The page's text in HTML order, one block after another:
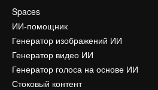
Spaces
ИИ-помощник
Генератор изображений ИИ
Генератор видео ИИ
Генератор голоса на основе ИИ
Стоковый контент